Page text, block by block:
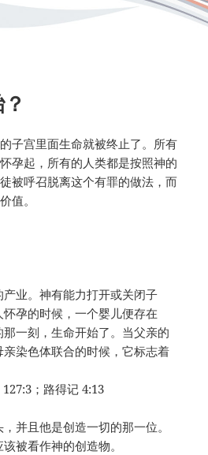
子宫里面生命就被终止了。所有
孕起，所有的人类都是按照神的
被呼召脱离这个有罪的做法，而
值。
业。神有能力打开或关闭子
孕的时候，一个婴儿便存在
一刻，生命开始了。当父亲的
染色体联合的时候，它标志着
；路得记 4:13
并且他是创造一切的那一位。
被看作神的创造物。